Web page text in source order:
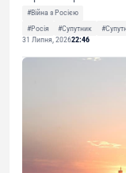
#Війна з Росією
#Росія
#Супутник
31 Липня, 202622:46